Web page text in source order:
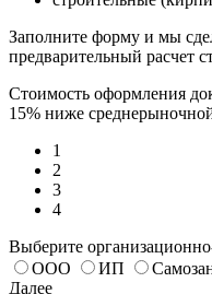
Заполните форму и мы
предварительный расчет
Стоимость оформления
15% ниже
1
2
3
4
Выберите
ООО
ИП
Далее